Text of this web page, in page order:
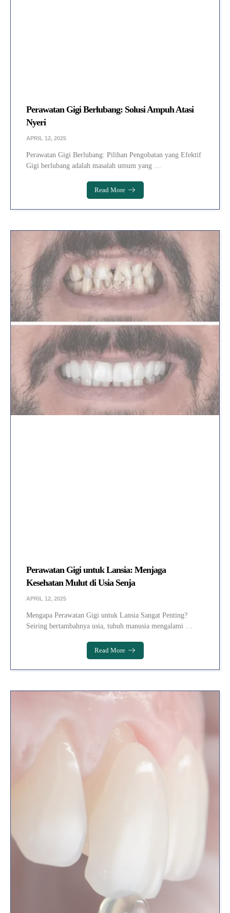
Perawatan Gigi Berlubang: Solusi Ampuh Atasi
Nyeri
APRIL 12, 2025
Perawatan Gigi Berlubang: Pilihan Pengobatan yang Efektif
Gigi berlubang adalah masalah umum yang …
Read More
Perawatan Gigi untuk Lansia: Menjaga
Kesehatan Mulut di Usia Senja
APRIL 12, 2025
Mengapa Perawatan Gigi untuk Lansia Sangat Penting?
Seiring bertambahnya usia, tubuh manusia mengalami …
Read More